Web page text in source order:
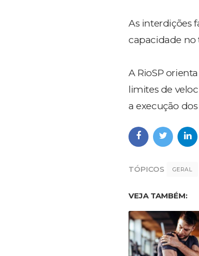
As interdições
capacidade no
A RioSP
limites de
a execução
TÓPICOS GERAL
VEJA TAMBÉM: